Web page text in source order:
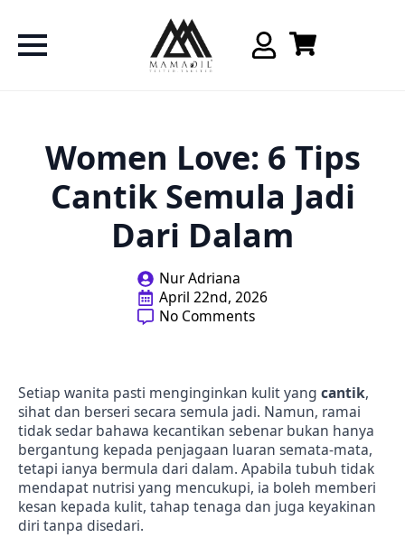
Women Love: 6 Tips
Cantik Semula Jadi
Dari Dalam
Nur Adriana
April 22nd, 2026
No Comments
Setiap wanita pasti menginginkan kulit yang cantik,
sihat dan berseri secara semula jadi. Namun, ramai
tidak sedar bahawa kecantikan sebenar bukan hanya
bergantung kepada penjagaan luaran semata-mata,
tetapi ianya bermula dari dalam. Apabila tubuh tidak
mendapat nutrisi yang mencukupi, ia boleh memberi
kesan kepada kulit, tahap tenaga dan juga keyakinan
diri tanpa disedari.